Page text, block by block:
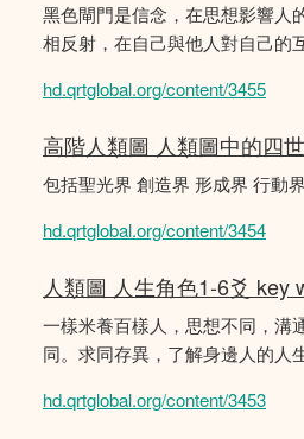
黑色閘門是信念，在思想影響人
相反射，在自己與他人對自己的
hd.qrtglobal.org/content/3455
高階人類圖 人類圖中的四
包括聖光界 創造界 形成界 行動界
hd.qrtglobal.org/content/3454
人類圖 人生角色1-6爻 key
一樣米養百樣人，思想不同，溝
同。求同存異，了解身邊人的人
hd.qrtglobal.org/content/3453